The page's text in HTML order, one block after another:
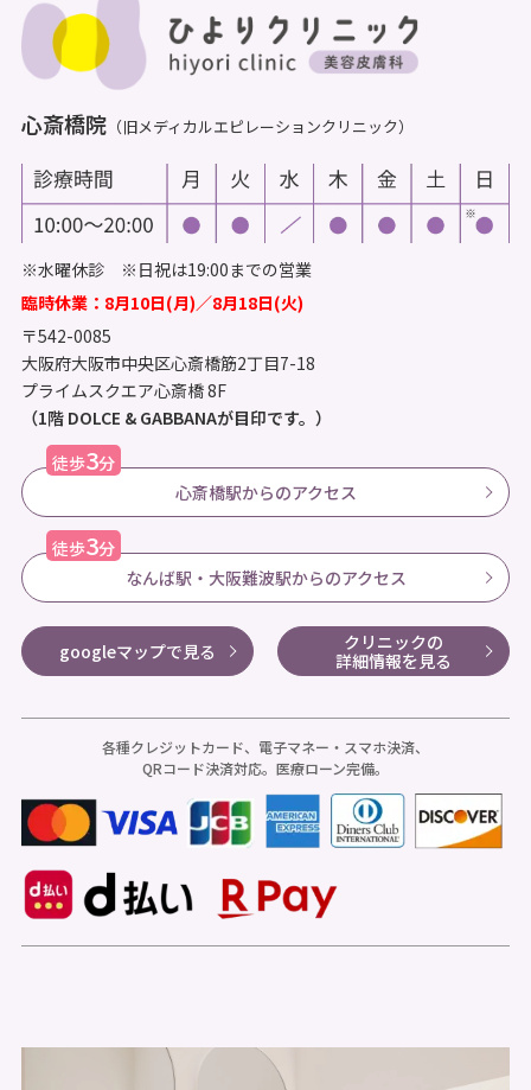
心斎橋院 （旧メディカルエピレーションクリニック）
※水曜休診 ※日祝は19:00までの営業
臨時休業：8月10日(月)／8月18日(火)
〒542-0085
大阪府大阪市中央区心斎橋筋2丁目7-18
プライムスクエア心斎橋 8F
（1階 DOLCE & GABBANAが目印です。）
徒歩3分
心斎橋駅からのアクセス
徒歩3分
なんば駅・大阪難波駅からのアクセス
googleマップで見る
クリニックの
詳細情報を見る
各種クレジットカード、電子マネー・スマホ決済、
QRコード決済対応。医療ローン完備。